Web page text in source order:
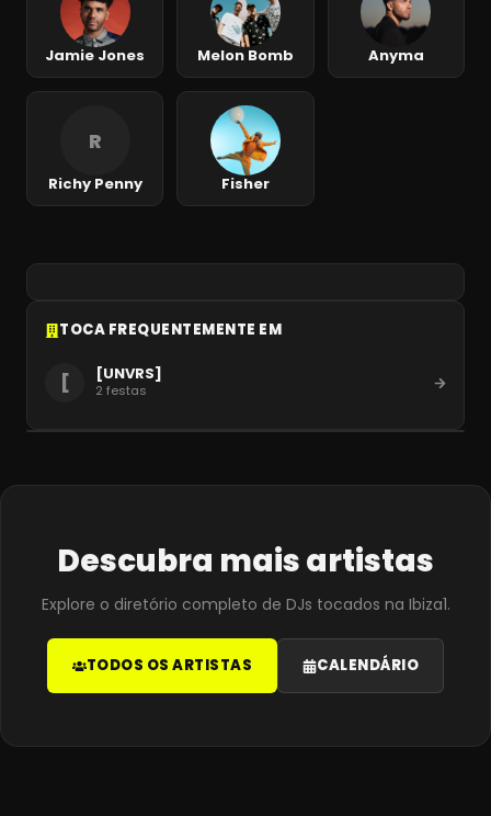
Jamie Jones Melon Bomb Anyma
R
Richy Penny Fisher
TOCA FREQUENTEMENTE EM
[ [UNVRS]
2 festas
Descubra mais artistas
Explore o diretório completo de DJs tocados na Ibiza1.
TODOS OS ARTISTAS CALENDÁRIO